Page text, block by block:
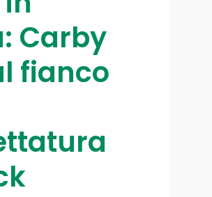
Carby
fianco